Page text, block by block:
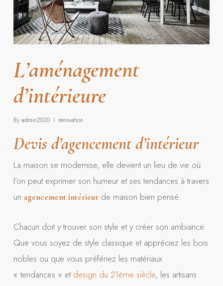
L’aménagement
d’intérieure
By admin2020 rénovation
Devis d’agencement d’intérieur
La maison se modernise, elle devient un lieu de vie où
l’on peut exprimer son humeur et ses tendances à travers
un agencement intérieurde maison bien pensé.
Chacun doit y trouver son style et y créer son ambiance.
Que vous soyez de style classique et appréciez les bois
nobles ou que vous préfériez les matériaux
« tendances » et design du 21ème siècle, les artisans